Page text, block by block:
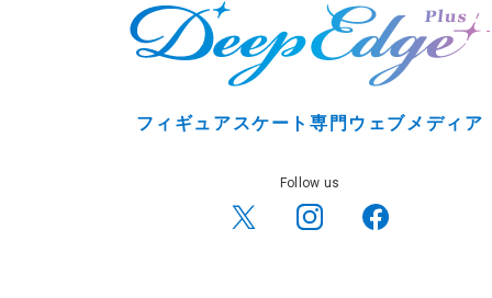
フィギュアスケート専門ウェブメディア
Follow us